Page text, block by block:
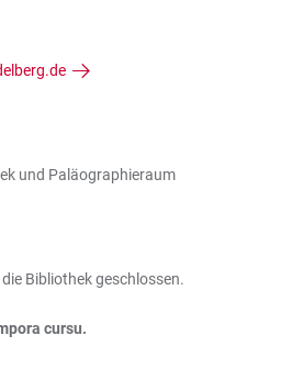
und Paläographieraum
Bibliothek geschlossen.
cursu.